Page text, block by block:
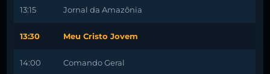
13:15 Jornal da Amazônia
13:30 Meu Cristo Jovem
14:00 Comando Geral